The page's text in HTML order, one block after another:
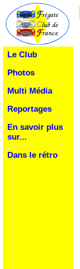
Le Club
Photos
Multi Média
Reportages
En savoir plus
sur...
Dans le rétro